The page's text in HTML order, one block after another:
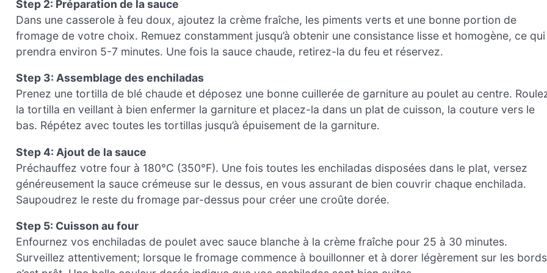
Step 2: Préparation de la sauce
Dans une casserole à feu doux, ajoutez la crème fraîche, les piments verts et une bonne portion de
fromage de votre choix. Remuez constamment jusqu’à obtenir une consistance lisse et homogène, ce qui
prendra environ 5-7 minutes. Une fois la sauce chaude, retirez-la du feu et réservez.
Step 3: Assemblage des enchiladas
Prenez une tortilla de blé chaude et déposez une bonne cuillerée de garniture au poulet au centre.
la tortilla en veillant à bien enfermer la garniture et placez-la dans un plat de cuisson, la couture vers le
bas. Répétez avec toutes les tortillas jusqu’à épuisement de la garniture.
Step 4: Ajout de la sauce
Préchauffez votre four à 180°C (350°F). Une fois toutes les enchiladas disposées dans le plat, versez
généreusement la sauce crémeuse sur le dessus, en vous assurant de bien couvrir chaque enchilada.
Saupoudrez le reste du fromage par-dessus pour créer une croûte dorée.
Step 5: Cuisson au four
Enfournez vos enchiladas de poulet avec sauce blanche à la crème fraîche pour 25 à 30 minutes.
Surveillez attentivement; lorsque le fromage commence à bouillonner et à dorer légèrement sur les